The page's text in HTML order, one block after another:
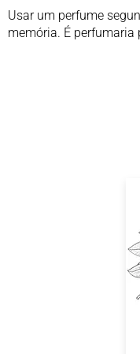
Usar um perfume
memória. É perfumaria